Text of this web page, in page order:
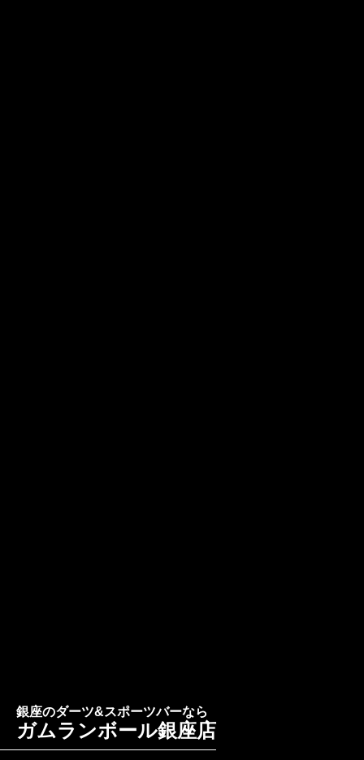
銀座のダーツ&スポーツバーなら
ガムランボール銀座店